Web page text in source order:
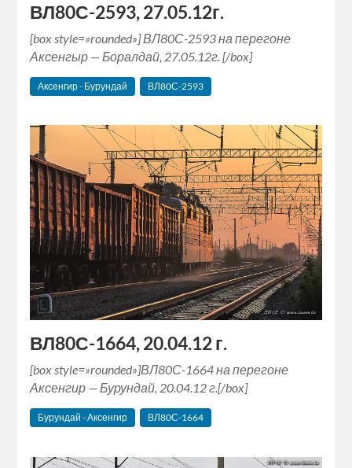
ВЛ80С-2593, 27.05.12г.
[box style=»rounded»] ВЛ80С-2593 на перегоне
Аксенгыр — Боралдай, 27.05.12г. [/box]
Аксенгир - Бурундай ВЛ80С-2593
ВЛ80С-1664, 20.04.12 г.
[box style=»rounded»]ВЛ80С-1664 на перегоне
Аксенгир — Бурундай, 20.04.12 г.[/box]
Бурундай - Аксенгир ВЛ80С-1664